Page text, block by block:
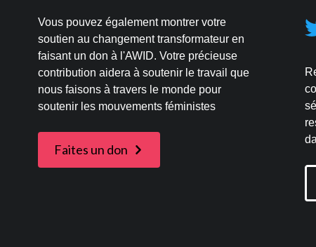
Vous pouvez également montrer votre
soutien au changement transformateur en
faisant un don à l'AWID. Votre précieuse
contribution aidera à soutenir le travail que
nous faisons à travers le monde pour
soutenir les mouvements féministes
Faites un don